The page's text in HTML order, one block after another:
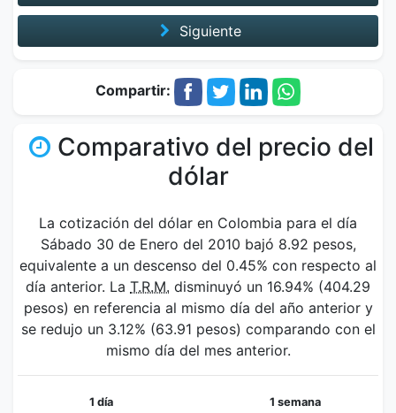
Siguiente
Compartir:
Comparativo del precio del
dólar
La cotización del dólar en Colombia para el día
Sábado 30 de Enero del 2010 bajó 8.92 pesos,
equivalente a un descenso del 0.45% con respecto al
día anterior. La T.R.M. disminuyó un 16.94% (404.29
pesos) en referencia al mismo día del año anterior y
se redujo un 3.12% (63.91 pesos) comparando con el
mismo día del mes anterior.
1 día
1 semana